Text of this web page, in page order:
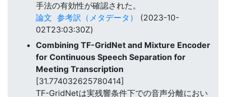
手法の有効性が確認された。
論文 参考訳（メタデータ）
(2023-10-
02T23:03:30Z)
Combining TF-GridNet and Mixture Encoder
for Continuous Speech Separation for
Meeting Transcription
[31.774032625780414]
TF-GridNetは実残響条件下での音声分離におい